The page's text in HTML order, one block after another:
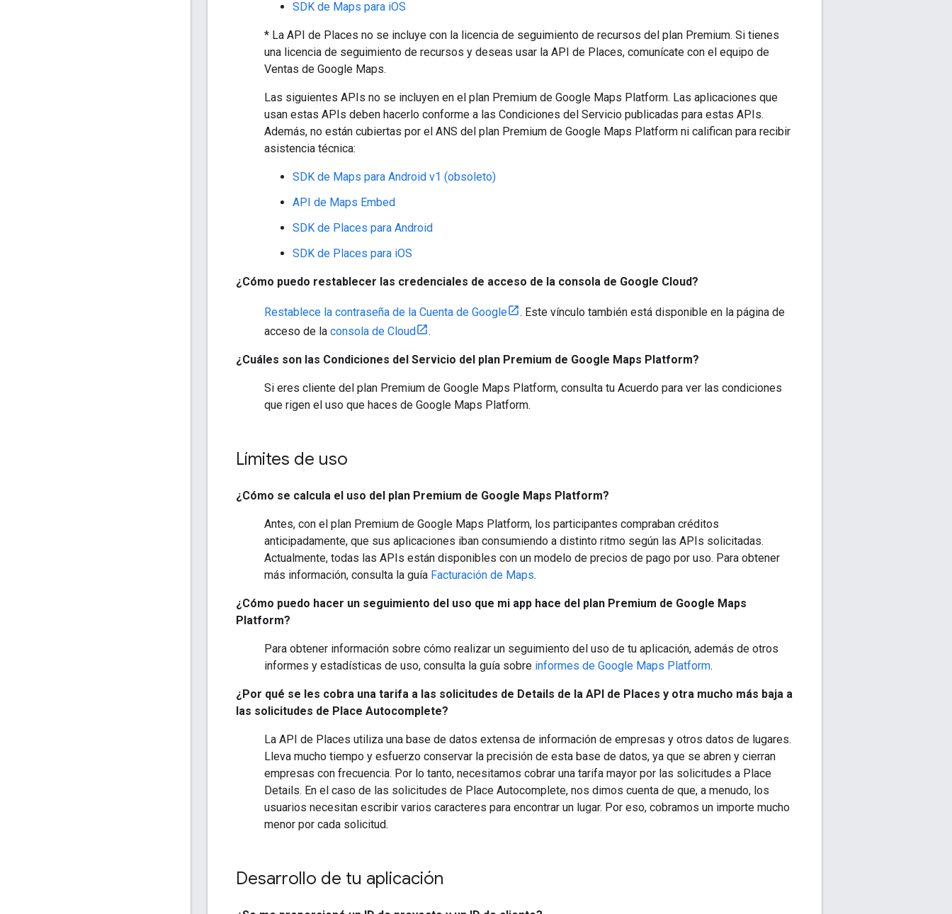
SDK de Maps para iOS
* La API de Places no se incluye con la licencia de seguimiento de recursos del plan Premium. Si tienes
una licencia de seguimiento de recursos y deseas usar la API de Places, comunícate con el equipo de
Ventas de Google Maps.
Las siguientes APIs no se incluyen en el plan Premium de Google Maps Platform. Las aplicaciones que
usan estas APIs deben hacerlo conforme a las Condiciones del Servicio publicadas para estas APIs.
Además, no están cubiertas por el ANS del plan Premium de Google Maps Platform ni califican para recibir
asistencia técnica:
SDK de Maps para Android v1 (obsoleto)
API de Maps Embed
SDK de Places para Android
SDK de Places para iOS
¿Cómo puedo restablecer las credenciales de acceso de la consola de Google Cloud?
Restablece la contraseña de la Cuenta de Google
. Este vínculo también está disponible en la página de
acceso de la consola de Cloud .
¿Cuáles son las Condiciones del Servicio del plan Premium de Google Maps Platform?
Si eres cliente del plan Premium de Google Maps Platform, consulta tu Acuerdo para ver las condiciones
que rigen el uso que haces de Google Maps Platform.
Límites de uso
¿Cómo se calcula el uso del plan Premium de Google Maps Platform?
Antes, con el plan Premium de Google Maps Platform, los participantes compraban créditos
anticipadamente, que sus aplicaciones iban consumiendo a distinto ritmo según las APIs solicitadas.
Actualmente, todas las APIs están disponibles con un modelo de precios de pago por uso. Para obtener
más información, consulta la guía Facturación de Maps.
¿Cómo puedo hacer un seguimiento del uso que mi app hace del plan Premium de Google Maps
Platform?
Para obtener información sobre cómo realizar un seguimiento del uso de tu aplicación, además de otros
informes y estadísticas de uso, consulta la guía sobre informes de Google Maps Platform.
¿Por qué se les cobra una tarifa a las solicitudes de Details de la API de Places y otra mucho más baja a
las solicitudes de Place Autocomplete?
La API de Places utiliza una base de datos extensa de información de empresas y otros datos de lugares.
Lleva mucho tiempo y esfuerzo conservar la precisión de esta base de datos, ya que se abren y cierran
empresas con frecuencia. Por lo tanto, necesitamos cobrar una tarifa mayor por las solicitudes a Place
Details. En el caso de las solicitudes de Place Autocomplete, nos dimos cuenta de que, a menudo, los
usuarios necesitan escribir varios caracteres para encontrar un lugar. Por eso, cobramos un importe mucho
menor por cada solicitud.
Desarrollo de tu aplicación